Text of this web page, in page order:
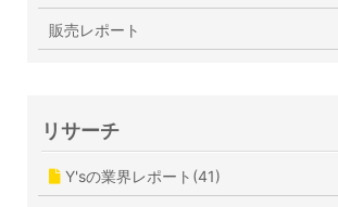
販売レポート
リサーチ
Y'sの業界レポート(41)